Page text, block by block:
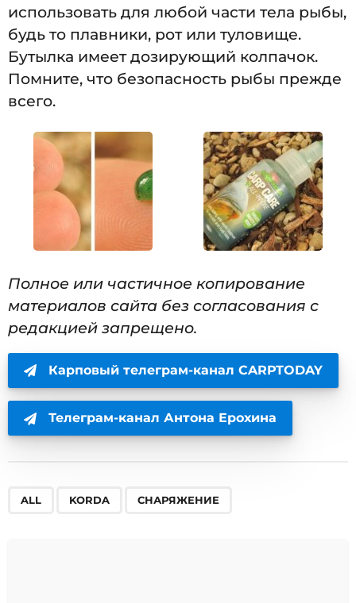
использовать для любой части тела рыбы,
будь то плавники, рот или туловище.
Бутылка имеет дозирующий колпачок.
Помните, что безопасность рыбы прежде
всего.
Полное или частичное копирование
материалов сайта без согласования с
редакцией запрещено.
Карповый телеграм-канал CARPTODAY
Телеграм-канал Антона Ерохина
ALL KORDA СНАРЯЖЕНИЕ